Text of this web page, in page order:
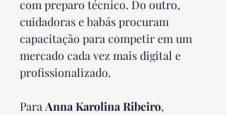
com preparo técnico. Do outro,
cuidadoras e babás procuram
capacitação para competir em um
mercado cada vez mais digital e
profissionalizado.
Para Anna Karolina Ribeiro,